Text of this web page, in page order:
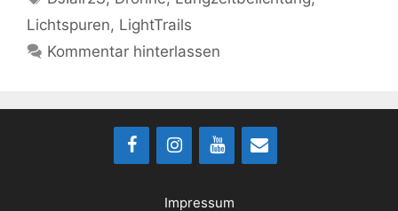
Lichtspuren, LightTrails
Kommentar hinterlassen
Impressum